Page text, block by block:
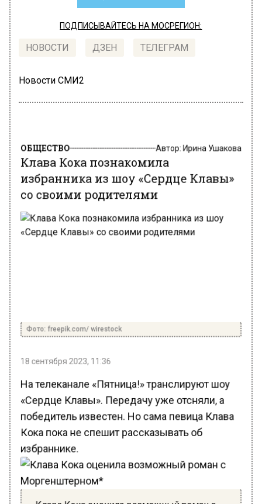
ПОДПИСЫВАЙТЕСЬ НА МОСРЕГИОН:
НОВОСТИ ДЗЕН ТЕЛЕГРАМ
Новости СМИ2
Клава Кока познакомила
избранника из шоу «Сердце Клавы»
со своими родителями
Фото: freepik.com/ wirestock
18 сентября 2023, 11:36
На телеканале «Пятница!» транслируют шоу
«Сердце Клавы». Передачу уже отсняли, а
победитель известен. Но сама певица Клава
Кока пока не спешит рассказывать об
избраннике.